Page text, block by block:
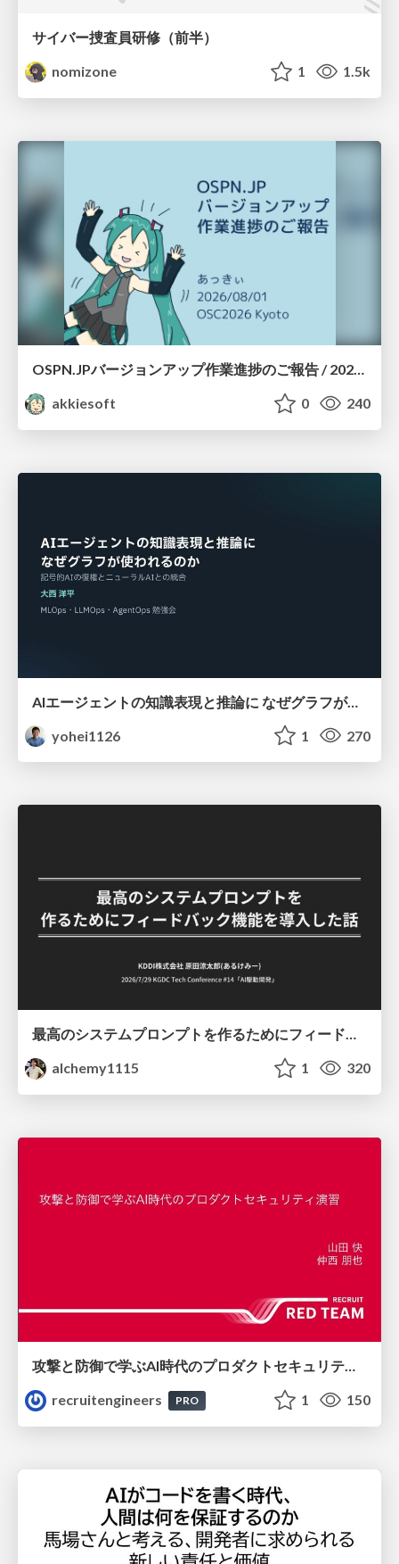
サイバー捜査員研修（前半）
nomizone
1 1.5k
OSPN.JPバージョンアップ作業進捗のご報告 / 20260801-osc26kyoto
akkiesoft
0 240
AIエージェントの知識表現と推論に なぜグラフが使われるのか - 記号的AIの復権とニューラルAIとの統合
yohei1126
1 270
最高のシステムプロンプトを作るためにフィードバック機能を導入した話
alchemy1115
1 320
攻撃と防御で学ぶAI時代のプロダクトセキュリティ演習
recruitengineers
PRO 1 150